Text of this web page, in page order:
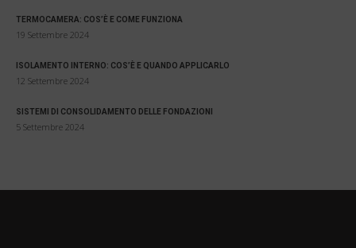
TERMOCAMERA: COS’È E COME FUNZIONA
19 Settembre 2024
ISOLAMENTO INTERNO: COS’È E QUANDO APPLICARLO
12 Settembre 2024
SISTEMI DI CONSOLIDAMENTO DELLE FONDAZIONI
5 Settembre 2024